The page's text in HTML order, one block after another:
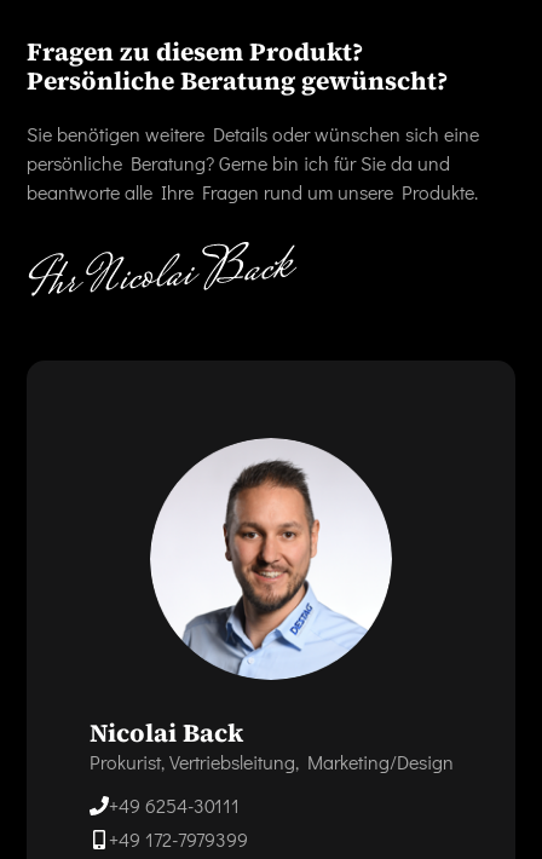
Fragen zu diesem Produkt?
Persönliche Beratung gewünscht?
Sie benötigen weitere Details oder wünschen sich eine
persönliche Beratung? Gerne bin ich für Sie da und
beantworte alle Ihre Fragen rund um unsere Produkte.
Nicolai Back
Prokurist, Vertriebsleitung, Marketing/Design
+49 6254-30111
+49 172-7979399